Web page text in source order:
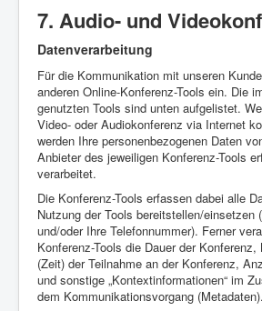
7. Audio- und
Datenverarbeitung
Für die Kommunikation mit unseren
anderen Online-Konferenz-Tools ein. Die
genutzten Tools sind unten aufgelistet.
Video- oder Audiokonferenz via Internet
werden Ihre personenbezogenen Daten
Anbieter des jeweiligen Konferenz-Tools
verarbeitet.
Die Konferenz-Tools erfassen dabei alle
Nutzung der Tools bereitstellen/einsetzen
und/oder Ihre Telefonnummer). Ferner
Konferenz-Tools die Dauer der
(Zeit) der Teilnahme an der Konferenz,
und sonstige „Kontextinformationen“ im
dem Kommunikationsvorgang (Metadaten).